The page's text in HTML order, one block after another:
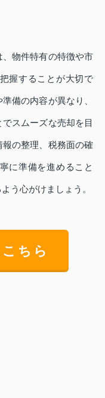
物件特有の特徴や市
握することが大切で
備の内容が異なり、
スムーズな売却を目
の整理、税務面の確
に準備を進めること
う心がけましょう。
ちら